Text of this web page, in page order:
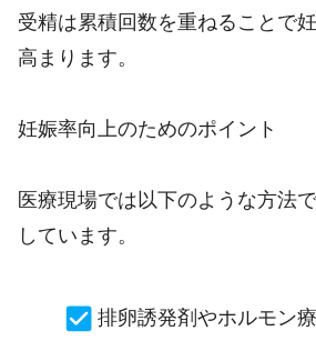
受精は累積回数を重ねることで
高まります。
妊娠率向上のためのポイント
医療現場では以下のような方法
しています。
排卵誘発剤やホルモン